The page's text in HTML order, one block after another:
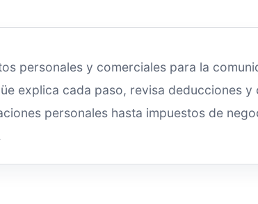
personales y comerciales para la
explica cada paso, revisa deducciones
personales hasta impuestos de